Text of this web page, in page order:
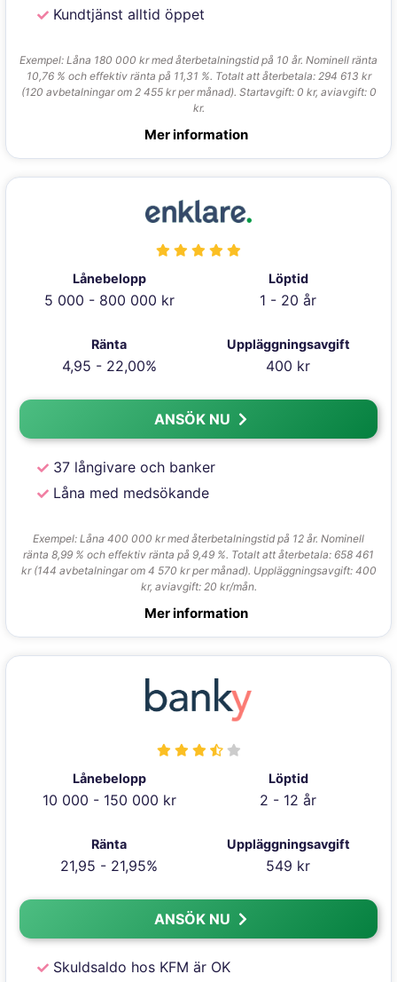
Kundtjänst alltid öppet
Exempel: Låna 180 000 kr med återbetalningstid på 10 år. Nominell ränta
10,76 % och effektiv ränta på 11,31 %. Totalt att återbetala: 294 613 kr
(120 avbetalningar om 2 455 kr per månad). Startavgift: 0 kr, aviavgift: 0
kr.
Mer information
Lånebelopp
5 000 - 800 000 kr
Löptid
1 - 20 år
Ränta
4,95 - 22,00%
Uppläggningsavgift
400 kr
ANSÖK NU
37 långivare och banker
Låna med medsökande
Exempel: Låna 400 000 kr med återbetalningstid på 12 år. Nominell
ränta 8,99 % och effektiv ränta på 9,49 %. Totalt att återbetala: 658 461
kr (144 avbetalningar om 4 570 kr per månad). Uppläggningsavgift: 400
kr, aviavgift: 20 kr/mån.
Mer information
Lånebelopp
10 000 - 150 000 kr
Löptid
2 - 12 år
Ränta
21,95 - 21,95%
Uppläggningsavgift
549 kr
ANSÖK NU
Skuldsaldo hos KFM är OK